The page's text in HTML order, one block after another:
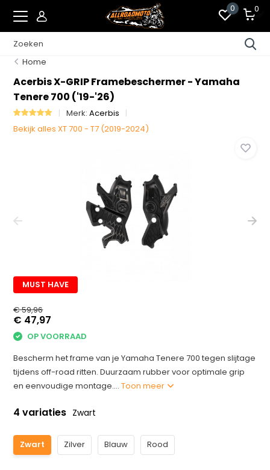
0 0
Home
Acerbis X-GRIP Framebeschermer - Yamaha
Tenere 700 ('19-'26)
Merk:Acerbis
Bekijk alles XT 700 - T7 (2019-2024)
MUST HAVE
€ 59,96
€ 47,97
OP VOORRAAD
Bescherm het frame van je Yamaha Tenere 700 tegen slijtage
tijdens off-road ritten. Duurzaam rubber voor optimale grip
en eenvoudige montage....Toon meer
4 variaties Zwart
Zwart Zilver Blauw Rood